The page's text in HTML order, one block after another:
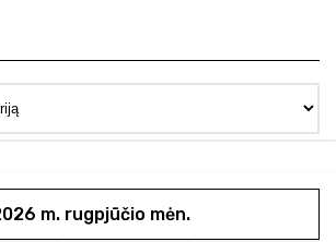
m. rugpjūčio mėn.